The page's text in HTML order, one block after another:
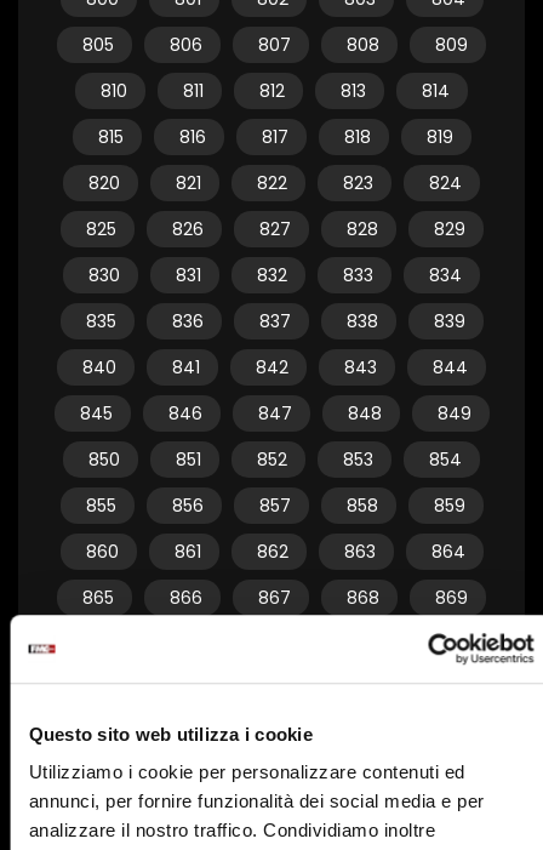
Questo sito web utilizza i cookie
Utilizziamo i cookie per personalizzare contenuti ed
annunci, per fornire funzionalità dei social media e per
analizzare il nostro traffico. Condividiamo inoltre
805
806 807 808
809
810
811 812 813
814
815
816 817 818
819
820
821 822 823
824
825
826 827 828
829
830
831 832 833
834
835
836 837 838
839
840
841 842 843
844
845
846 847 848
849
850
851 852 853
854
855
856 857 858
859
860
861 862 863
864
865
866 867 868
869
874
875
876 877 878
879
880
881 882
885
886 887 888
889
890
891 892 893 894